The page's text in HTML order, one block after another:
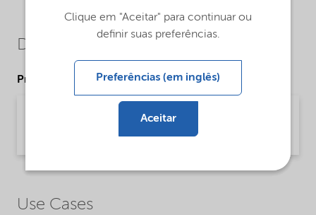
Downloads
Product Data Sheets
PDS Alcoguard 1340 (English)
Product Data Sheet | application/pdf (33 KB) | English
Use Cases
Clique em "Aceitar" para continuar ou
definir suas preferências.
Preferências (em inglês)
Aceitar